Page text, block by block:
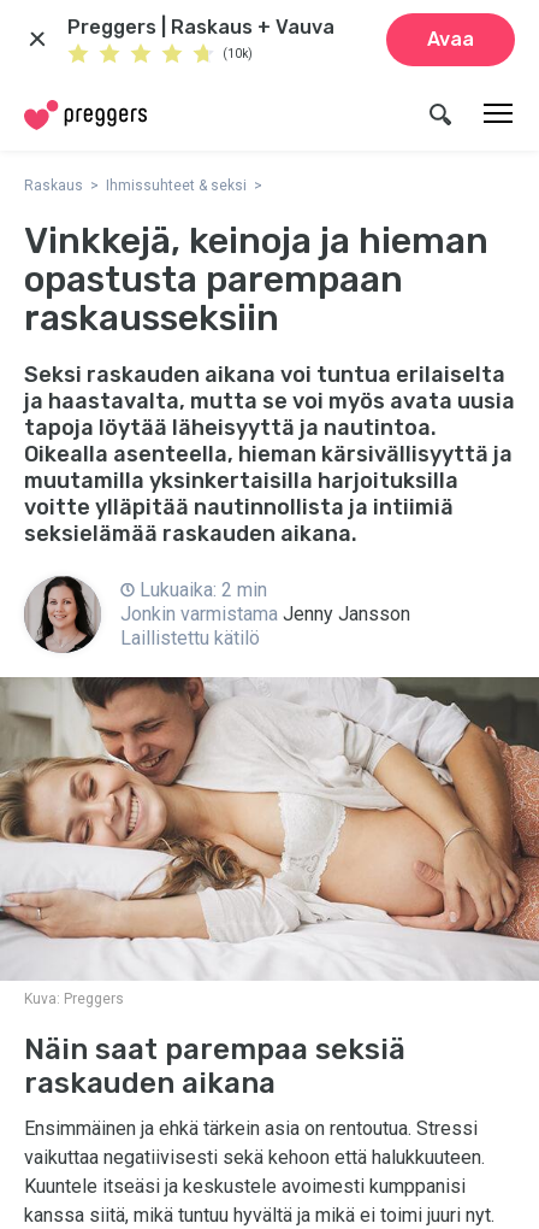
Preggers | Raskaus + Vauva
(10k)
Avaa
Raskaus Ihmissuhteet & seksi
Vinkkejä, keinoja ja hieman
opastusta parempaan
raskausseksiin
Seksi raskauden aikana voi tuntua erilaiselta
ja haastavalta, mutta se voi myös avata uusia
tapoja löytää läheisyyttä ja nautintoa.
Oikealla asenteella, hieman kärsivällisyyttä ja
muutamilla yksinkertaisilla harjoituksilla
voitte ylläpitää nautinnollista ja intiimiä
seksielämää raskauden aikana.
Lukuaika: 2 min
Jonkin varmistama Jenny Jansson
Laillistettu kätilö
Kuva: Preggers
Näin saat parempaa seksiä
raskauden aikana
Ensimmäinen ja ehkä tärkein asia on rentoutua. Stressi
vaikuttaa negatiivisesti sekä kehoon että halukkuuteen.
Kuuntele itseäsi ja keskustele avoimesti kumppanisi
kanssa siitä, mikä tuntuu hyvältä ja mikä ei toimi juuri nyt.